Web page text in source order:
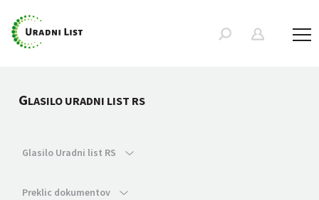
GLASILO URADNI LIST RS
Glasilo Uradni list RS
Preklic dokumentov